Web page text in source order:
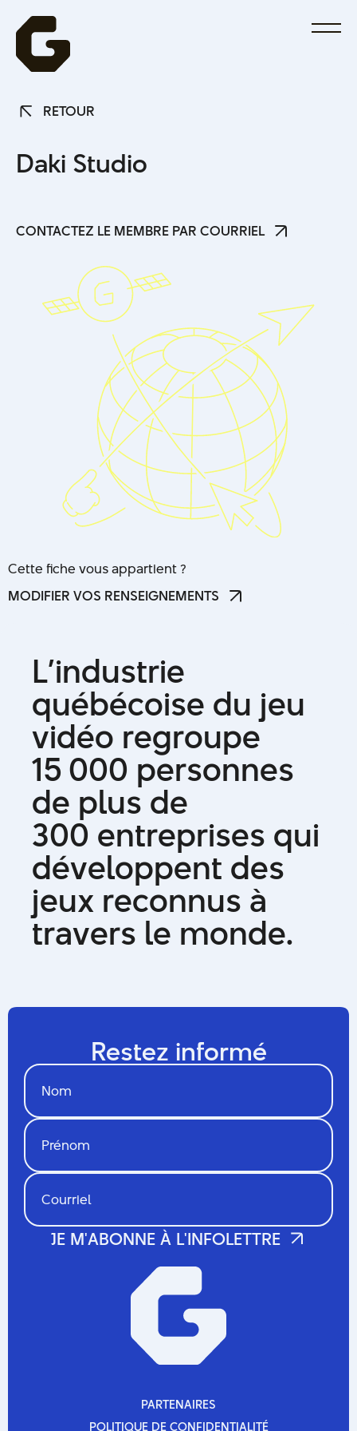
RETOUR
Daki Studio
CONTACTEZ LE MEMBRE PAR COURRIEL
Cette fiche vous appartient ?
MODIFIER VOS RENSEIGNEMENTS
L’industrie
québécoise du jeu
vidéo regroupe
15000 personnes
de plusde
300 entreprises qui
développent des
jeux reconnus à
travers le monde.
Restez informé
PARTENAIRES
PARTENAIRES
POLITIQUE DE CONFIDENTIALITÉ